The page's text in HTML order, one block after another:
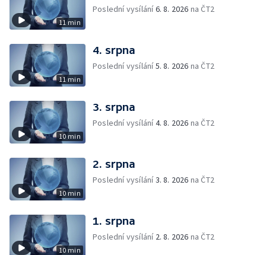
11 min
Poslední vysílání6. 8. 2026 na ČT2
11 min
4. srpna
Poslední vysílání5. 8. 2026 na ČT2
10 min
3. srpna
Poslední vysílání4. 8. 2026 na ČT2
10 min
2. srpna
Poslední vysílání3. 8. 2026 na ČT2
10 min
1. srpna
Poslední vysílání 2. 8. 2026 na ČT2